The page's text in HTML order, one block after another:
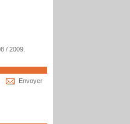
/ 2009.
Envoyer